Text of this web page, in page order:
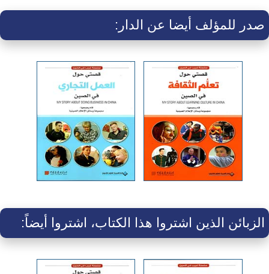
صدر للمؤلف أيضا عن الدار:
الزبائن الذين اشتروا هذا الكتاب، اشتروا أيضاً: